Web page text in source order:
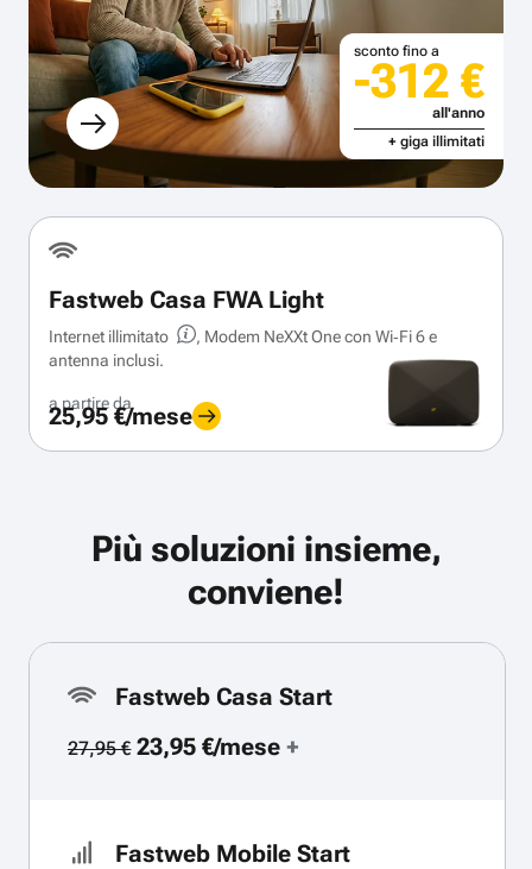
sconto fino a
-312 €
all'anno
+ giga illimitati
Fastweb Casa FWA Light
Internet illimitato
, Modem NeXXt One con Wi‑Fi 6 e
antenna inclusi.
a partire da
25,95 €/mese
Più soluzioni insieme,
conviene!
Fastweb Casa Start
27,95 €23,95 €/mese+
Fastweb Mobile Start